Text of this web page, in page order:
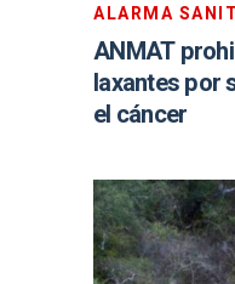
ALARMA
ANMAT
laxantes por
el cáncer